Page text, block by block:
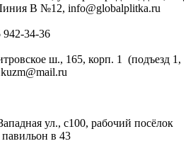
В №12, info@globalplitka.ru
942-34-36
ш., 165, корп. 1 (подъезд 1,
ул., с100, рабочий посёлок
в 43